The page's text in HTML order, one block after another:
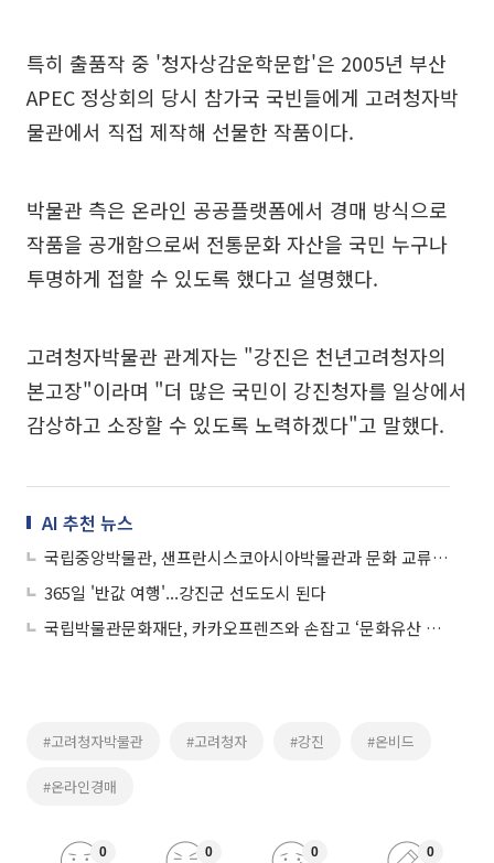
특히 출품작 중 '청자상감운학문합'은 2005년 부산
APEC 정상회의 당시 참가국 국빈들에게 고려청자박
물관에서 직접 제작해 선물한 작품이다.
박물관 측은 온라인 공공플랫폼에서 경매 방식으로
작품을 공개함으로써 전통문화 자산을 국민 누구나
투명하게 접할 수 있도록 했다고 설명했다.
고려청자박물관 관계자는 "강진은 천년고려청자의
본고장"이라며 "더 많은 국민이 강진청자를 일상에서
감상하고 소장할 수 있도록 노력하겠다"고 말했다.
AI 추천 뉴스
국립중앙박물관, 샌프란시스코아시아박물관과 문화 교류 협력 업무협약 체결
365일 '반값 여행'...강진군 선도도시 된다
국립박물관문화재단, 카카오프렌즈와 손잡고 ‘문화유산 뮷즈’ 공개
#고려청자박물관 #고려청자 #강진 #온비드
#온라인경매
0 0 0 0